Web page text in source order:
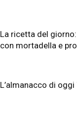
La ricetta del
con mortadella e
L’almanacco di